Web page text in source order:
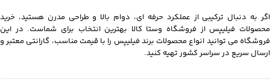
اگر به دنبال ترکیبی از عملکرد حرفه ای، دوام بالا و طراحی مدرن هستید، خرید
محصولات فیلیپس از فروشگاه وستا کالا بهترین انتخاب برای شماست. در این
فروشگاه می توانید انواع محصولات برند فیلیپس را با قیمت مناسب، گارانتی معتبر و
ارسال سریع در سراسر کشور تهیه کنید.